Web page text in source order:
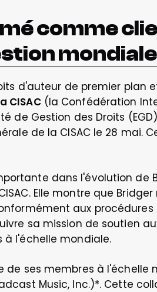
comme
d'auteur de premier plan
CISAC (la Confédération
de Gestion des Droits
de la CISAC le 28 mai.
dans l'évolution de
Elle montre que
aux
sa mission de soutien
l'échelle mondiale.
de ses membres à l'échelle
Music, Inc.)*. Cette